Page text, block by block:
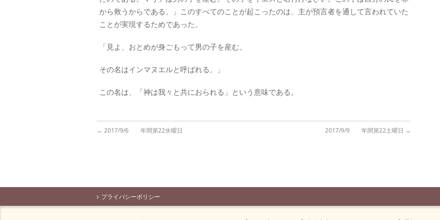
から救うからである。」このすべてのことが起こったのは、主が預言者を通して言われていた
ことが実現するためであった。
「見よ、おとめが身ごもって男の子を産む。
その名はインマヌエルと呼ばれる。」
この名は、「神は我々と共におられる」という意味である。
← 2017/9/6 年間第22水曜日 2017/9/9 年間第22土曜日 →
プライバシーポリシー